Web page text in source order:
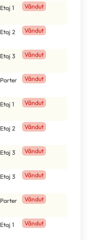
Etaj 1 Vândut
Etaj 2 Vândut
Etaj 3 Vândut
Parter Vândut
Etaj 1 Vândut
Etaj 2 Vândut
Etaj 3 Vândut
Etaj 3 Vândut
Parter Vândut
Etaj 1 Vândut